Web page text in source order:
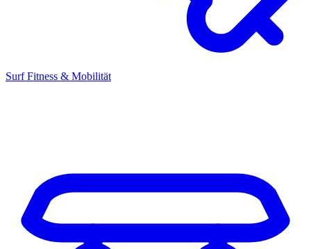
Surf Fitness & Mobilität